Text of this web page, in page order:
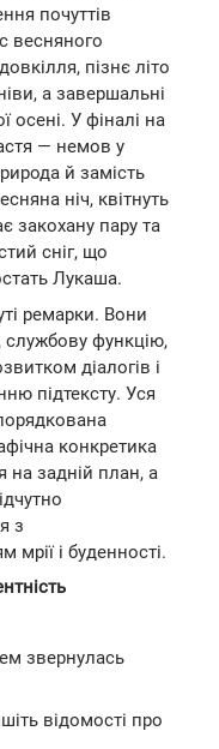
почуттів
весняного
пізнє літо
а завершальні
осені. У фіналі на
— немов у
й замість
ніч, квітнуть
закохану пару та
сніг, що
Лукаша.
ремарки. Вони
функцію,
діалогів і
підтексту. Уся
конкретика
на задній план, а
з
і буденності.
звернулась
відомості про